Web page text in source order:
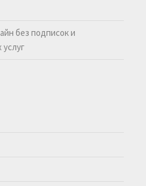
без подписок и